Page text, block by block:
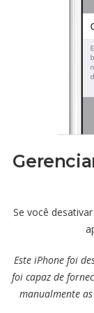
Se você
Este iPhone foi
foi capaz de
manualmente